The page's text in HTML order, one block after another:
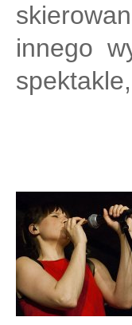
innego